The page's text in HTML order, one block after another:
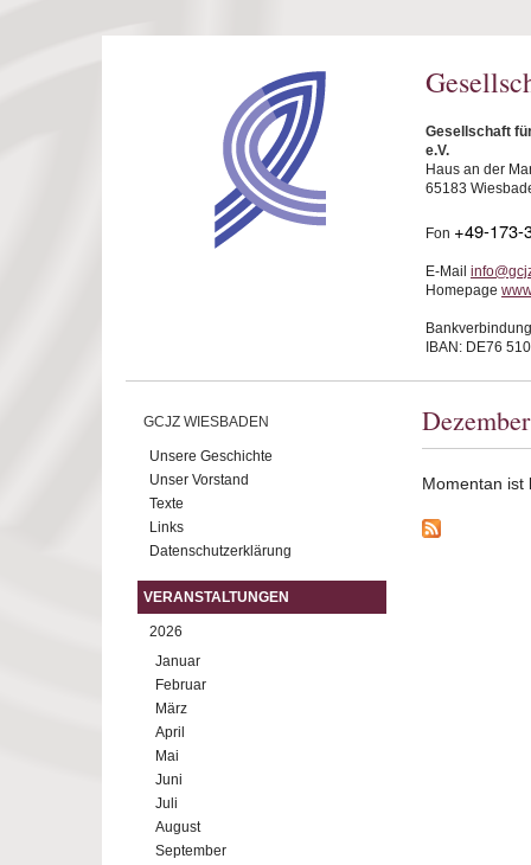
Gesellschaft
e.V.
Haus an der
65183
Fon +49-173-
E-Mail
Homepage
IBAN: DE76
GCJZ WIESBADEN
Unsere Geschichte
Unser Vorstand
Texte
Links
Datenschutzerklärung
VERANSTALTUNGEN
2026
Januar
Februar
März
April
Mai
Juni
Juli
August
September
Momentan ist